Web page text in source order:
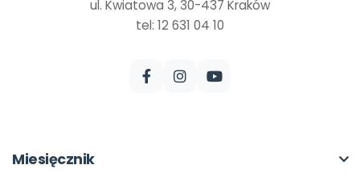
ul. Kwiatowa 3, 30-437 Kraków
tel: 12 631 04 10
Miesięcznik